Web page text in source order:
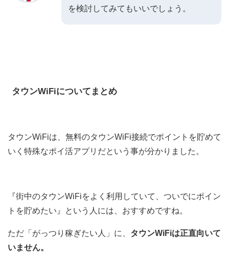
を検討してみてもいいでしょう。
タウンWiFiについてまとめ
タウンWiFiは、無料のタウンWiFi接続でポイントを貯めて
いく特殊なポイ活アプリだという事が分かりました。
『街中のタウンWiFiをよく利用していて、ついでにポイン
トを貯めたい』という人には、おすすめですね。
ただ「がっつり稼ぎたい人」に、 タウンWiFiは正直向いて
いません。